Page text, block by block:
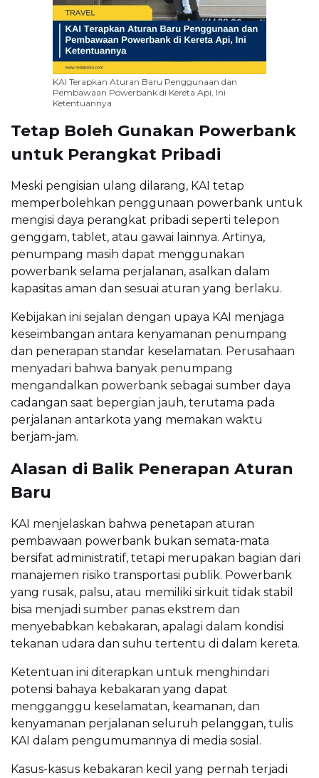
KAI Terapkan Aturan Baru Penggunaan dan
Pembawaan Powerbank di Kereta Api, Ini
Ketentuannya
Tetap Boleh Gunakan Powerbank
untuk Perangkat Pribadi
Meski pengisian ulang dilarang, KAI tetap
memperbolehkan penggunaan powerbank untuk
mengisi daya perangkat pribadi seperti telepon
genggam, tablet, atau gawai lainnya. Artinya,
penumpang masih dapat menggunakan
powerbank selama perjalanan, asalkan dalam
kapasitas aman dan sesuai aturan yang berlaku.
Kebijakan ini sejalan dengan upaya KAI menjaga
keseimbangan antara kenyamanan penumpang
dan penerapan standar keselamatan. Perusahaan
menyadari bahwa banyak penumpang
mengandalkan powerbank sebagai sumber daya
cadangan saat bepergian jauh, terutama pada
perjalanan antarkota yang memakan waktu
berjam-jam.
Alasan di Balik Penerapan Aturan
Baru
KAI menjelaskan bahwa penetapan aturan
pembawaan powerbank bukan semata-mata
bersifat administratif, tetapi merupakan bagian dari
manajemen risiko transportasi publik. Powerbank
yang rusak, palsu, atau memiliki sirkuit tidak stabil
bisa menjadi sumber panas ekstrem dan
menyebabkan kebakaran, apalagi dalam kondisi
tekanan udara dan suhu tertentu di dalam kereta.
Ketentuan ini diterapkan untuk menghindari
potensi bahaya kebakaran yang dapat
mengganggu keselamatan, keamanan, dan
kenyamanan perjalanan seluruh pelanggan, tulis
KAI dalam pengumumannya di media sosial.
Kasus-kasus kebakaran kecil yang pernah terjadi